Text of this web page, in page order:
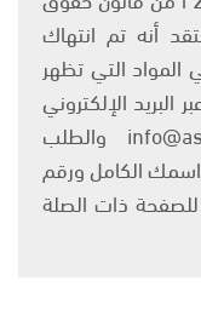
كنت تعتقد أنه تم انتهاك
التي تظهر
الإلكتروني
على العنوان التالي: info@ashams.com والطلب
الكامل ورقم
ذات الصلة